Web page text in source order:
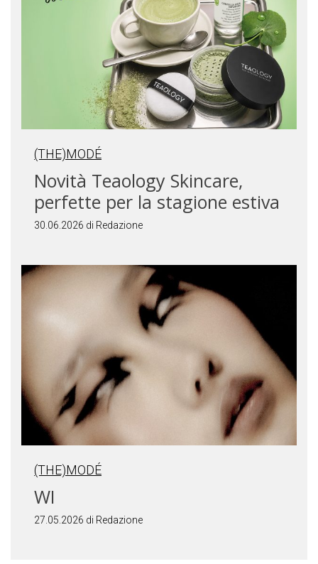
(THE)MODÉ
Novità Teaology Skincare,
perfette per la stagione estiva
30.06.2026 di Redazione
(THE)MODÉ
WI
27.05.2026 di Redazione